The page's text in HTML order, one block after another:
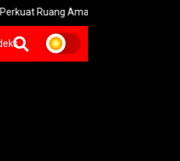
Aman Anak Jember